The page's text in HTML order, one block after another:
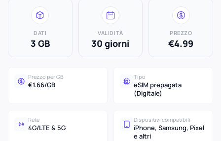
DATI
3 GB
VALIDITÀ
30 giorni
PREZZO
€4.99
Prezzo per GB
€1.66/GB
Tipo
eSIM prepagata
(Digitale)
Rete
4G/LTE & 5G
Dispositivi compatibili
iPhone, Samsung, Pixel
e altri